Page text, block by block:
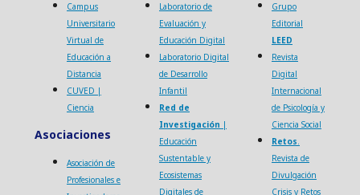
Campus
Universitario
Virtual de
Educación a
Distancia
CUVED |
Ciencia
Asociaciones
Asociación de
Profesionales e
Laboratorio de
Evaluación y
Educación Digital
Laboratorio Digital
de Desarrollo
Infantil
Red de
Investigación |
Educación
Sustentable y
Ecosistemas
Digitales de
Grupo
Editorial
LEED
Revista
Digital
Internacional
de Psicología y
Ciencia Social
Retos.
Revista de
Divulgación
Crisis y Retos